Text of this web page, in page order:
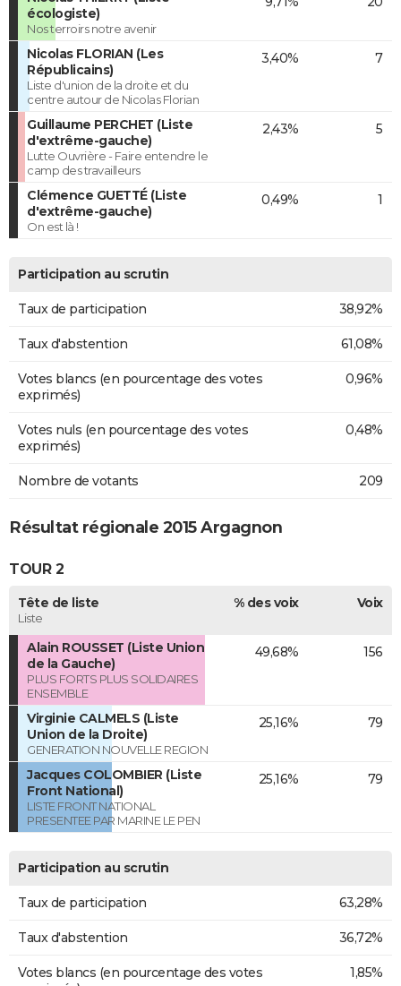
écologiste)
Nos terroirs notre avenir
Nicolas FLORIAN (Les
Républicains)
Liste d'union de la droite et du
centre autour de Nicolas Florian
3,40% 7
Guillaume PERCHET (Liste
d'extrême-gauche)
Lutte Ouvrière - Faire entendre le
camp des travailleurs
2,43% 5
Clémence GUETTÉ (Liste
d'extrême-gauche)
On est là !
0,49% 1
Participation au scrutin
Taux de participation 38,92%
Taux d'abstention 61,08%
Votes blancs (en pourcentage des votes
exprimés)
0,96%
Votes nuls (en pourcentage des votes
exprimés)
0,48%
Nombre de votants 209
Résultat régionale 2015 Argagnon
TOUR 2
Tête de liste
Liste
% des voix Voix
Alain ROUSSET (Liste Union
de la Gauche)
PLUS FORTS PLUS SOLIDAIRES
ENSEMBLE
49,68% 156
Virginie CALMELS (Liste
Union de la Droite)
GENERATION NOUVELLE REGION
25,16% 79
Jacques COLOMBIER (Liste
Front National)
LISTE FRONT NATIONAL
PRESENTEE PAR MARINE LE PEN
25,16% 79
Participation au scrutin
Taux de participation 63,28%
Taux d'abstention 36,72%
Votes blancs (en pourcentage des votes
1,85%